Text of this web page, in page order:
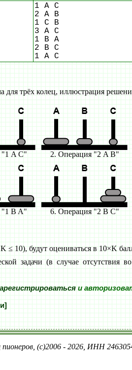
1 A C
2 A B
1 C B
3 A C
1 B A
2 B C
1 A C
для трёх колец, иллюстрация
"1 A C" 2. Операция "2 A B"
"1 B A" 6. Операция "2 B C"
10), будут оцениваться в 10×K
задачи (в случае
и
пионеров, (c)2006 - 2026, ИНН